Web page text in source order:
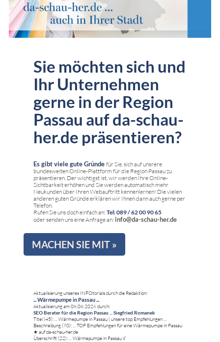
Sie möchten sich und
Ihr Unternehmen
gerne in der Region
Passau auf da-schau-
her.de präsentieren?
Es gibt viele gute Gründe für Sie, sich auf unsrere
bundesweiten Online-Plattform für die Region Passau zu
präsentieren. Der wichtigst ist, wir werden Ihre Online-
Sichtbarkeit erhöhen und Sie werden automatisch mehr
Neukunden über Ihren Webauftritt kennenlernen! Die vielen
anderen guten Gründe erklären wir Ihnen dann auch gerne per
Telefon.
Rufen Sie uns doch einfach an: Tel: 089 / 62 00 90 65
oder senden uns eine Anfrage an: info@da-schau-her.de
MACHEN SIE MIT »
Aktualisierung unseres INFOtorials durch die Redaktion:
... Wärmepumpe in Passau ...
Aktualisierung am 08.08.2026 durch:
SEO Berater für die Region Passau ... Siegfried Romanek
Titel (45): ... Wärmepumpe in Passau | unsere top Empfehlungen ...
Beschreibung (70): ... TOP Empfehlungen für eine Wärmepumpe in Passau
★ auf da-schau-her.de
Überschrift (22): ... Wärmepumpe in Passau √